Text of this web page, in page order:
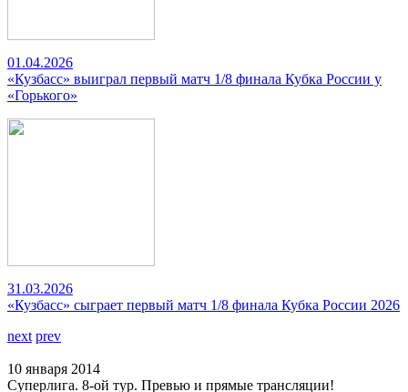
01.04.2026
«Кузбасс» выиграл первый матч 1/8 финала Кубка России у
«Горького»
31.03.2026
«Кузбасс» сыграет первый матч 1/8 финала Кубка России 2026
next prev
10 января 2014
Суперлига. 8-ой тур. Превью и прямые трансляции!